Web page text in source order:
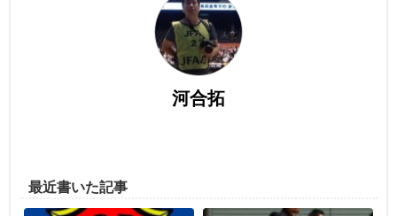
河合拓
最近書いた記事